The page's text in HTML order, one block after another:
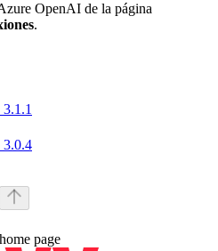
OpenAI de la página
.
3.0.4
home page